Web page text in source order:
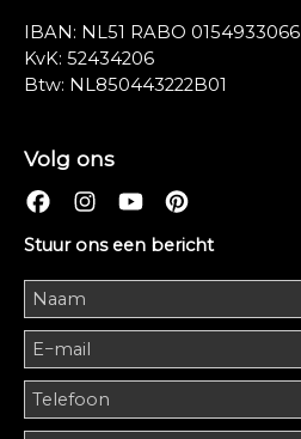
IBAN: NL51 RABO 0154933066
KvK: 52434206
Btw: NL850443222B01
Volg ons
Stuur ons een bericht